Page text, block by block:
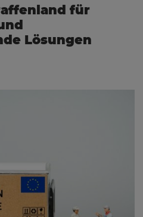
für
Lösungen